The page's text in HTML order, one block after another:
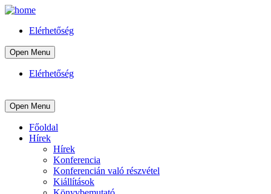
Elérhetőség
Open Menu
Elérhetőség
Open Menu
Főoldal
Hírek
Hírek
Konferencia
Konferencián való részvétel
Kiállítások